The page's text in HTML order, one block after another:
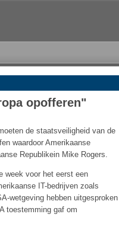
opofferen"
de staatsveiligheid van de
waardoor Amerikaanse
Republikein Mike Rogers.
week voor het eerst een
IT-bedrijven zoals
wetgeving hebben uitgesproken
toestemming gaf om